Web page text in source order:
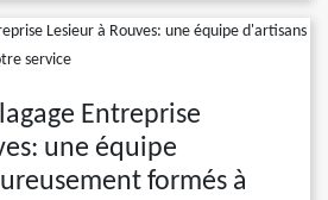
Entreprise
une équipe
formés à